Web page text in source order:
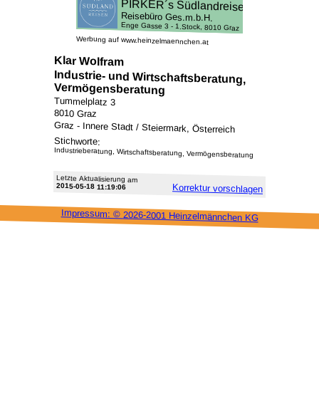
Werbung auf www.heinzelmaennchen.at
Klar Wolfram
Industrie- und Wirtschaftsberatung,
Vermögensberatung
Tummelplatz 3
8010 Graz
Graz - Innere Stadt / Steiermark, Österreich
Stichworte:
Industrieberatung, Wirtschaftsberatung, Vermögensberatung
Letzte Aktu­alisie­rung am
2015-05-18 11:19:06 Korrektur vor­schlagen
Impressum: © 2026-2001 Heinzel­männchen KG